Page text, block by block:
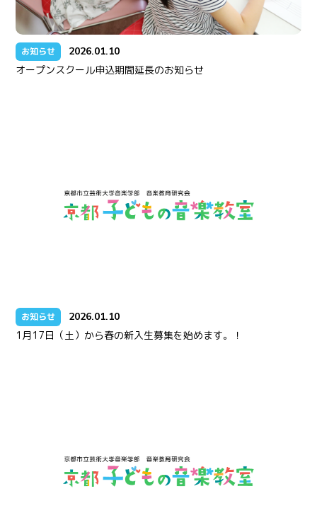
お知らせ 2026.01.10
オープンスクール申込期間延長のお知らせ
お知らせ 2026.01.10
1月17日（土）から春の新入生募集を始めます。！